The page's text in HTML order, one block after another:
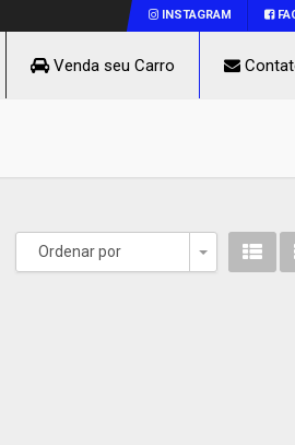
INSTAGRAM
Venda seu Carro
Ordenar por
Toggle